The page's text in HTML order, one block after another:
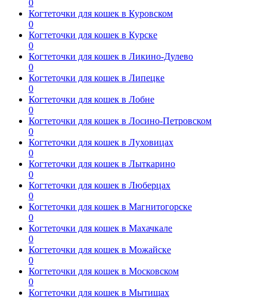
0
Когтеточки для кошек в Куровском
0
Когтеточки для кошек в Курске
0
Когтеточки для кошек в Ликино-Дулево
0
Когтеточки для кошек в Липецке
0
Когтеточки для кошек в Лобне
0
Когтеточки для кошек в Лосино-Петровском
0
Когтеточки для кошек в Луховицах
0
Когтеточки для кошек в Лыткарино
0
Когтеточки для кошек в Люберцах
0
Когтеточки для кошек в Магнитогорске
0
Когтеточки для кошек в Махачкале
0
Когтеточки для кошек в Можайске
0
Когтеточки для кошек в Московском
0
Когтеточки для кошек в Мытищах